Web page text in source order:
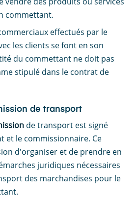
commettant.
effectués par le
les clients se font en son
du commettant ne doit pas
stipulé dans le contrat de
de transport
de transport est signé
et le commissionnaire. Ce
d'organiser et de prendre en
juridiques nécessaires
des marchandises pour le